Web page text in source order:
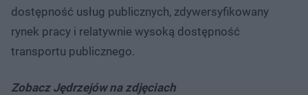
dostępność usług publicznych, zdywersyfikowany
rynek pracy i relatywnie wysoką dostępność
transportu publicznego.
Zobacz Jędrzejów na zdjęciach